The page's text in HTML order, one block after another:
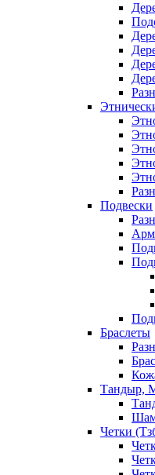
Подвески
Браслеты
Тандыр,
Четки